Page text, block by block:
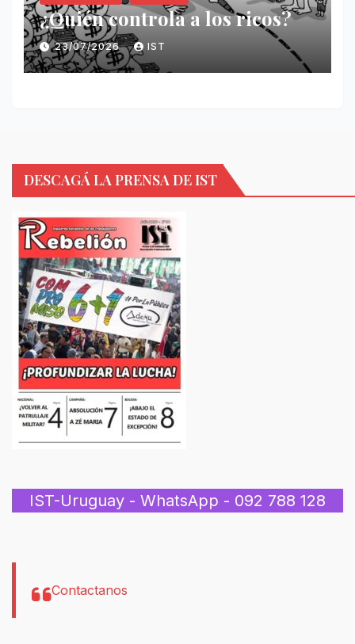
¿Quién controla a los ricos?
23/07/2026 IST
DESCAGÁ LA PRENSA DE IST
IST-Uruguay - WhatsApp - 092 788 128
Contactanos